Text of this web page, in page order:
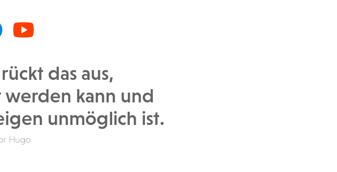
das aus,
kann und
unmöglich ist.
Hugo